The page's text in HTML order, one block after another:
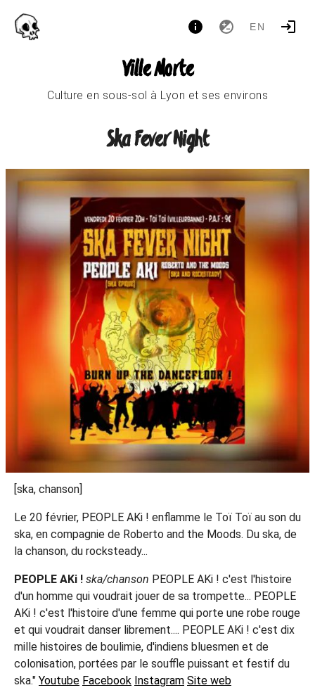
EN
Ville Morte
Culture en sous-sol à Lyon et ses environs
Ska Fever Night
[ska, chanson]
Le 20 février, PEOPLE AKi ! enflamme le Toï Toï au son du
ska, en compagnie de Roberto and the Moods. Du ska, de
la chanson, du rocksteady...
PEOPLE AKi ! ska/chanson PEOPLE AKi ! c'est l'histoire
d'un homme qui voudrait jouer de sa trompette... PEOPLE
AKi ! c'est l'histoire d'une femme qui porte une robe rouge
et qui voudrait danser librement.... PEOPLE AKi ! c'est dix
mille histoires de boulimie, d'indiens bluesmen et de
colonisation, portées par le souffle puissant et festif du
ska." Youtube Facebook Instagram Site web